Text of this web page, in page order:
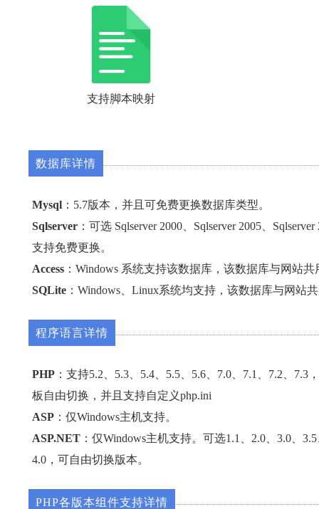
支持脚本映射
数据库详情
Mysql ：5.7版本，并且可免费更换数据库类型。
Sqlserver ：可选 Sqlserver 2000、Sqlserver 2005、
支持免费更换。
Access ：Windows 系统支持该数据库，该数据库与网站
SQLite ：Windows、Linux系统均支持，该数据库与网站
程序语言详情
PHP ：支持5.2、5.3、5.4、5.5、5.6、7.0、7.1、7.2、7.3
板自由切换，并且支持自定义php.ini
ASP ：仅Windows主机支持。
ASP.NET ：仅Windows主机支持。可选1.1、2.0、3.0、
4.0，可自由切换版本。
PHP各版本组件支持详情